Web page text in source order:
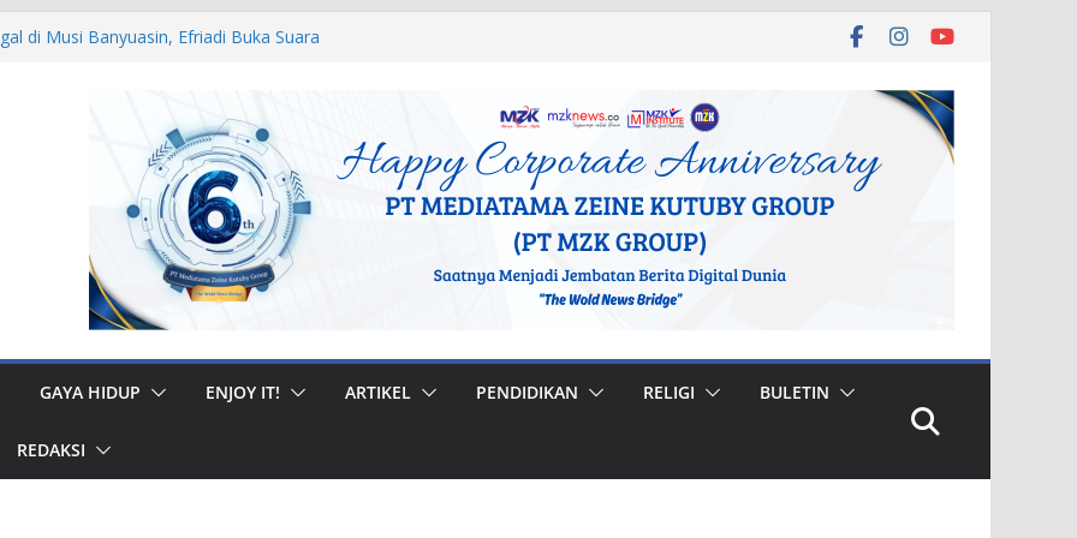
di Musi Banyuasin, Efriadi Buka Suara
Rumah di Gunung Kerinci, Anggota
Bantuan Tepat Sasaran
Bupati Bursah Zarnubi Inisiasi
di Kota Lahat
Muhidi Ajak Masyarakat Bangun
Jaga Ketertiban Sosial
GAYA HIDUP ENJOY IT! ARTIKEL PENDIDIKAN RELIGI BULETIN
REDAKSI